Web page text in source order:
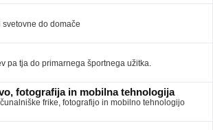
do domače
pa tja do primarnega športnega užitka.
fotografija in mobilna tehnologija
frike, fotografijo in mobilno tehnologijo